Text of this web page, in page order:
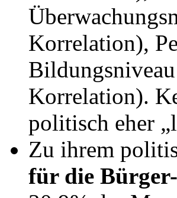
Korrelation),
Korrelation).
politisch eher
Zu ihrem
für die